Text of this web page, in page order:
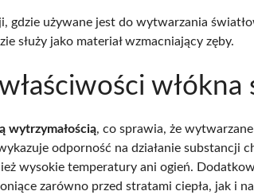
gdzie używane jest do wytwarzania
służy jako materiał wzmacniający zęby.
włókna
wytrzymałością, co sprawia, że
odporność na działanie substancji
wysokie temperatury ani ogień.
zarówno przed stratami ciepła, jak i